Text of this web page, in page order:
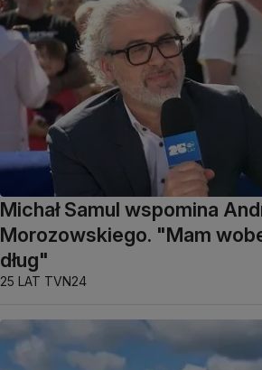
Michał Samul wspomina
Morozowskiego. "Mam
dług"
25 LAT TVN24